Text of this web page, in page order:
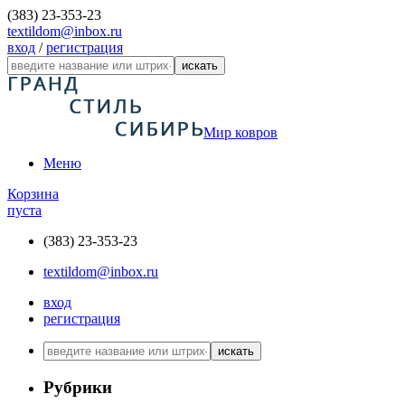
(383) 23-353-23
textildom@inbox.ru
вход /регистрация
искать
Мир ковров
Меню
Корзина
пуста
(383) 23-353-23
textildom@inbox.ru
вход
регистрация
искать
Рубрики